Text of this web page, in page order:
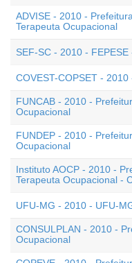
ADVISE - 2010 -
Terapeuta Ocupacional
SEF-SC - 2010 -
COVEST-COPSET -
FUNCAB - 2010 -
Ocupacional
FUNDEP - 2010 -
Ocupacional
Instituto AOCP - 2010 -
Terapeuta Ocupacional -
UFU-MG - 2010 - UFU-
CONSULPLAN - 2010 -
Ocupacional